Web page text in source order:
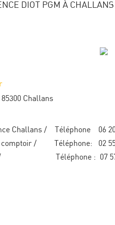
DIOT PGM À CHALLANS
Challans
agence Challans /
comptoir / Téléphone:
/